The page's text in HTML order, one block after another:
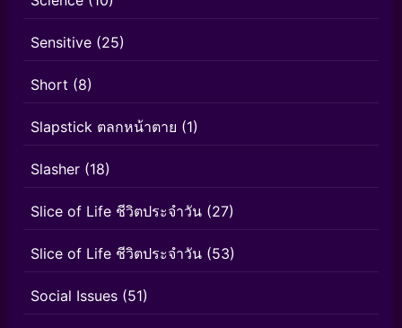
Sensitive (25)
Short (8)
Slapstick ตลกหน้าตาย (1)
Slasher (18)
Slice of Life ชีวิตประจำวัน (27)
Slice of Life ชีวิตประจำวัน (53)
Social Issues (51)